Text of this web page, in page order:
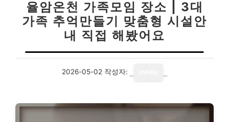
율암온천 가족모임 장소 | 3대
가족 추억만들기 맞춤형 시설안
내 직접 해봤어요
2026-05-02 작성자: